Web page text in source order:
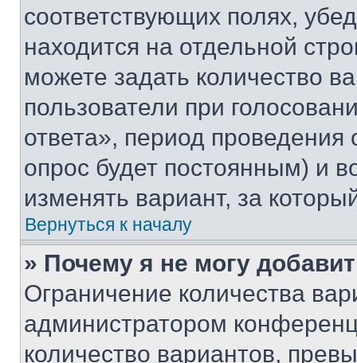
соответствующих полях,
находится на отдельной
можете задать количество
пользователи при
ответа», период проведения
опрос будет постоянным) и
изменять вариант, за
Вернуться к началу
» Почему я не могу
Ограничение количества
администратором
количество вариантов,